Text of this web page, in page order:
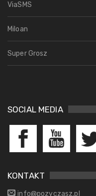
ViaSMS
Miloan
Super Grosz
SOCIAL MEDIA
KONTAKT
info@pozyczasz.pl